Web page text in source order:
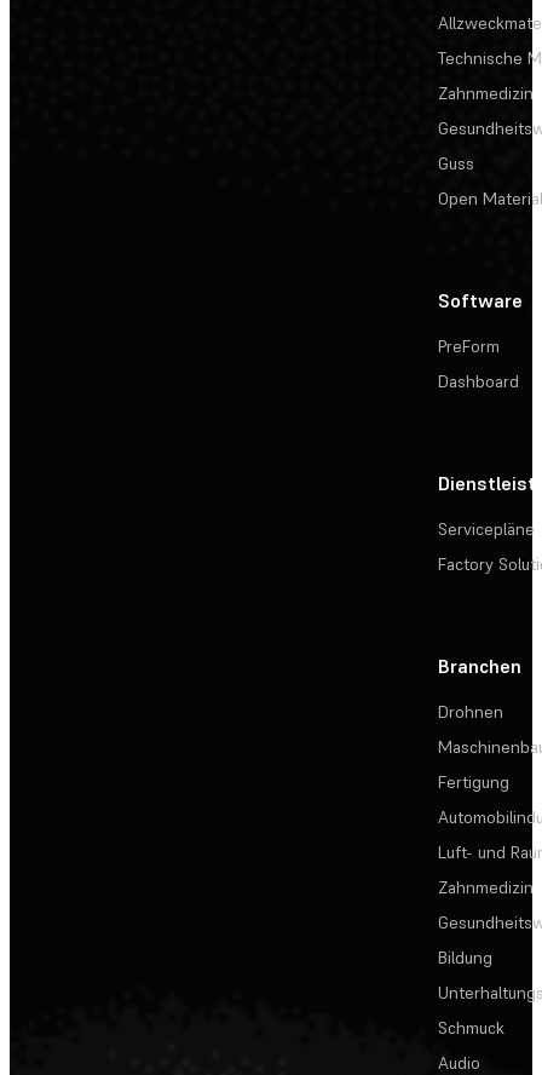
Technische
Zahnmedizin
Guss
Open
Software
PreForm
Dashboard
Servicepläne
Factory
Branchen
Drohnen
Fertigung
Luft- und
Zahnmedizin
Bildung
Schmuck
Audio